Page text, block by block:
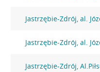
Jastrzębie-Zdrój, al.
Jastrzębie-Zdrój, al.
Jastrzębie-Zdrój,